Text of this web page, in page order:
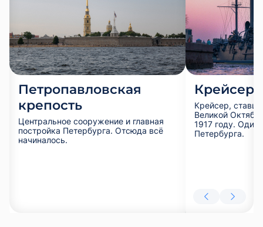
Петропавловская
крепость
Центральное сооружение и главная
постройка Петербурга. Отсюда всё
начиналось.
Крейсер
Крейсер,
Великой
1917 году. Один
Петербурга.